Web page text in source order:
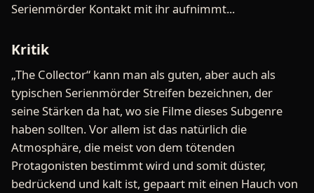
Serienmörder Kontakt mit ihr aufnimmt...
Kritik
„The Collector“ kann man als guten, aber auch als
typischen Serienmörder Streifen bezeichnen, der
seine Stärken da hat, wo sie Filme dieses Subgenre
haben sollten. Vor allem ist das natürlich die
Atmosphäre, die meist von dem tötenden
Protagonisten bestimmt wird und somit düster,
bedrückend und kalt ist, gepaart mit einen Hauch von